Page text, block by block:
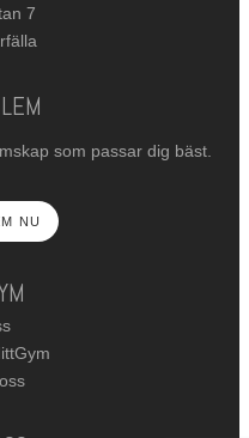
7
som passar dig bäst.
NU